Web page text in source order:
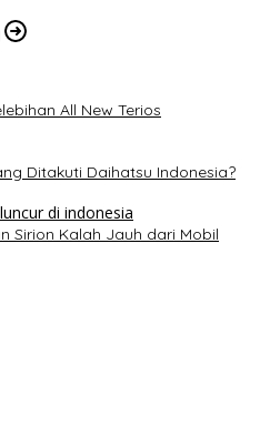
All New Terios
Ditakuti Daihatsu Indonesia?
Sirion Kalah Jauh dari Mobil